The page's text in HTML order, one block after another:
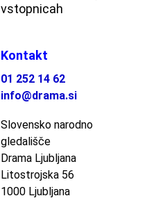
vstopnicah
Kontakt
01 252 14 62
info@drama.si
Slovensko narodno
gledališče
Drama Ljubljana
Litostrojska 56
1000 Ljubljana